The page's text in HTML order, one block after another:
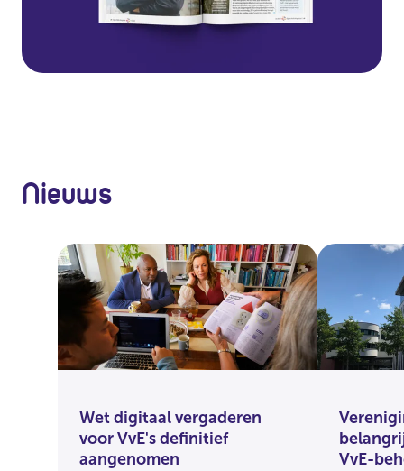
Nieuws
Wet digitaal vergaderen
voor VvE's definitief
aangenomen
VvE-